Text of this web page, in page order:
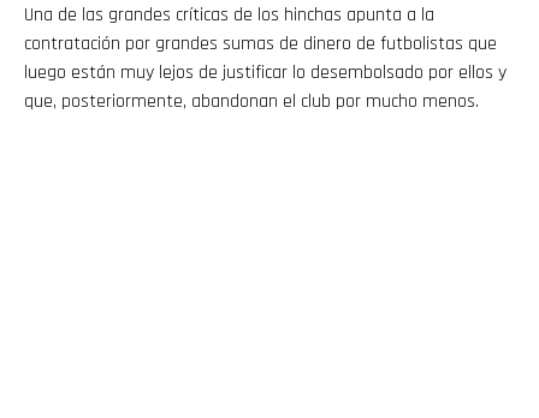
Una de las grandes críticas de los hinchas apunta a la
contratación por grandes sumas de dinero de futbolistas que
luego están muy lejos de justificar lo desembolsado por ellos y
que, posteriormente, abandonan el club por mucho menos.